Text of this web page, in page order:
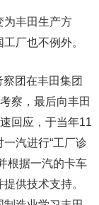
为丰田生产方
厂也不例外。
团在丰田集团
察，最后向丰田
回应，于当年11
汽进行“工厂诊
根据一汽的卡车
供技术支持。